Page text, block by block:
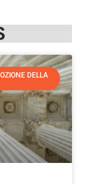
DELLA